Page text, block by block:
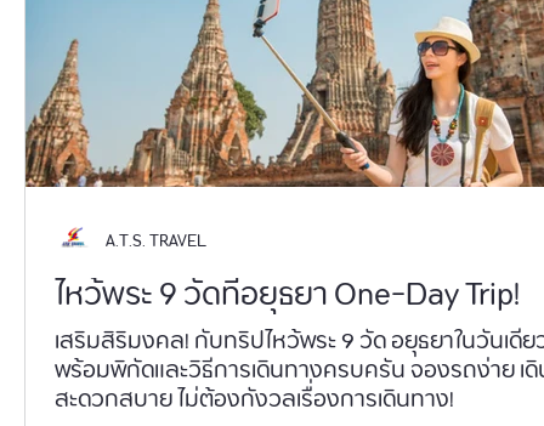
ไหว้พระ 9 วัดที่อยุธยา One-Day Trip!
เสริมสิริมงคล! กับทริปไหว้พระ 9 วัด อยุธยาในวันเดี
พร้อมพิกัดและวิธีการเดินทางครบครัน จองรถง่าย เ
สะดวกสบาย ไม่ต้องกังวลเรื่องการเดินทาง!
A.T.S. TRAVEL